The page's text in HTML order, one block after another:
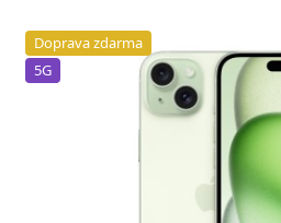
Doprava zdarma
5G